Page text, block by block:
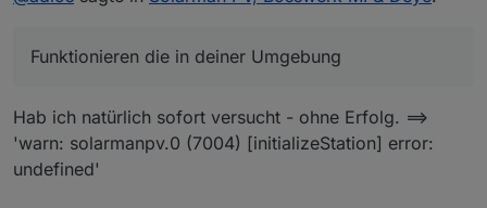
Funktionieren die in deiner Umgebung
Hab ich natürlich sofort versucht - ohne Erfolg. ==>
'warn: solarmanpv.0 (7004) [initializeStation] error:
undefined'